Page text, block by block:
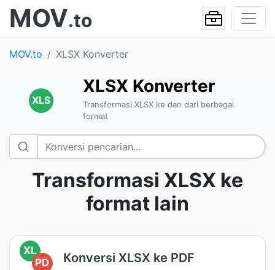
MOV.to
MOV.to XLSX Konverter
XLS
XLSX Konverter
Transformasi XLSX ke dan dari berbagai
format
Transformasi XLSX ke
format lain
XL
PD
Konversi XLSX ke PDF